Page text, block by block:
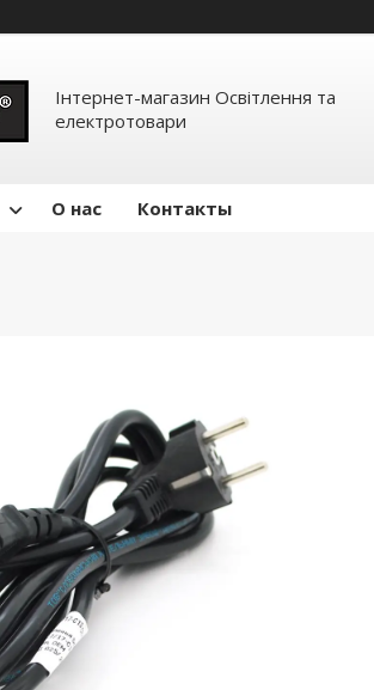
Інтернет-магазин Освітлення та
електротовари
О нас Контакты